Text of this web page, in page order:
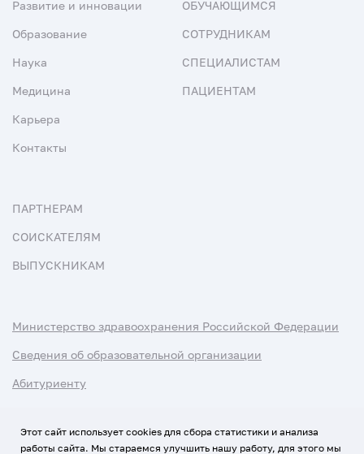
Развитие и инновации
Образование
Наука
Медицина
Карьера
Контакты
ОБУЧАЮЩИМСЯ
СОТРУДНИКАМ
СПЕЦИАЛИСТАМ
ПАЦИЕНТАМ
ПАРТНЕРАМ
СОИСКАТЕЛЯМ
ВЫПУСКНИКАМ
Министерство здравоохранения Российской Федерации
Сведения об образовательной организации
Абитуриенту
Этот сайт использует cookies для сбора статистики и анализа
работы сайта. Мы стараемся улучшить нашу работу, для этого мы